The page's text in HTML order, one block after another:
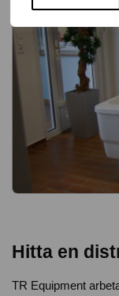
Hitta en
TR Equipment